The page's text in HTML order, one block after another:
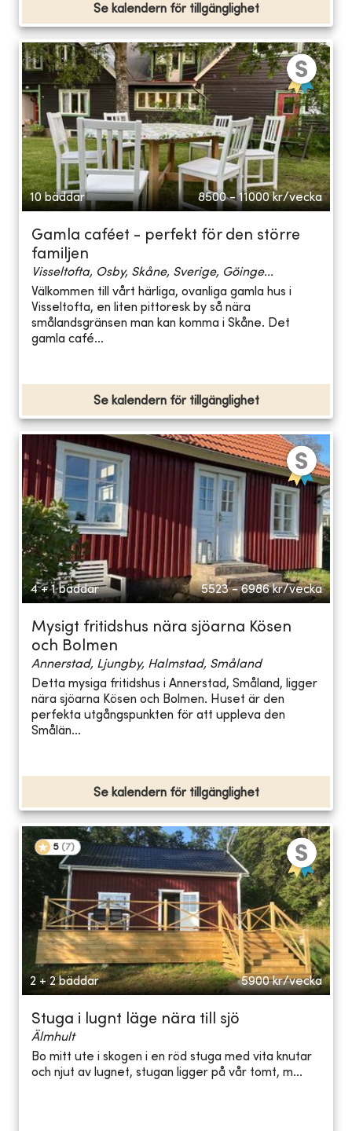
Se kalendern för tillgänglighet
10 bäddar 8500 - 11000 kr/vecka
Gamla caféet - perfekt för den större
familjen
Visseltofta, Osby, Skåne, Sverige, Göinge...
Välkommen till vårt härliga, ovanliga gamla hus i
Visseltofta, en liten pittoresk by så nära
smålandsgränsen man kan komma i Skåne. Det
gamla café...
Se kalendern för tillgänglighet
4 + 1 bäddar 5523 - 6986 kr/vecka
Mysigt fritidshus nära sjöarna Kösen
och Bolmen
Annerstad, Ljungby, Halmstad, Småland
Detta mysiga fritidshus i Annerstad, Småland, ligger
nära sjöarna Kösen och Bolmen. Huset är den
perfekta utgångspunkten för att uppleva den
Smålän...
Se kalendern för tillgänglighet
5 (7)
2 + 2 bäddar 5900 kr/vecka
Stuga i lugnt läge nära till sjö
Älmhult
Bo mitt ute i skogen i en röd stuga med vita knutar
och njut av lugnet, stugan ligger på vår tomt, m...